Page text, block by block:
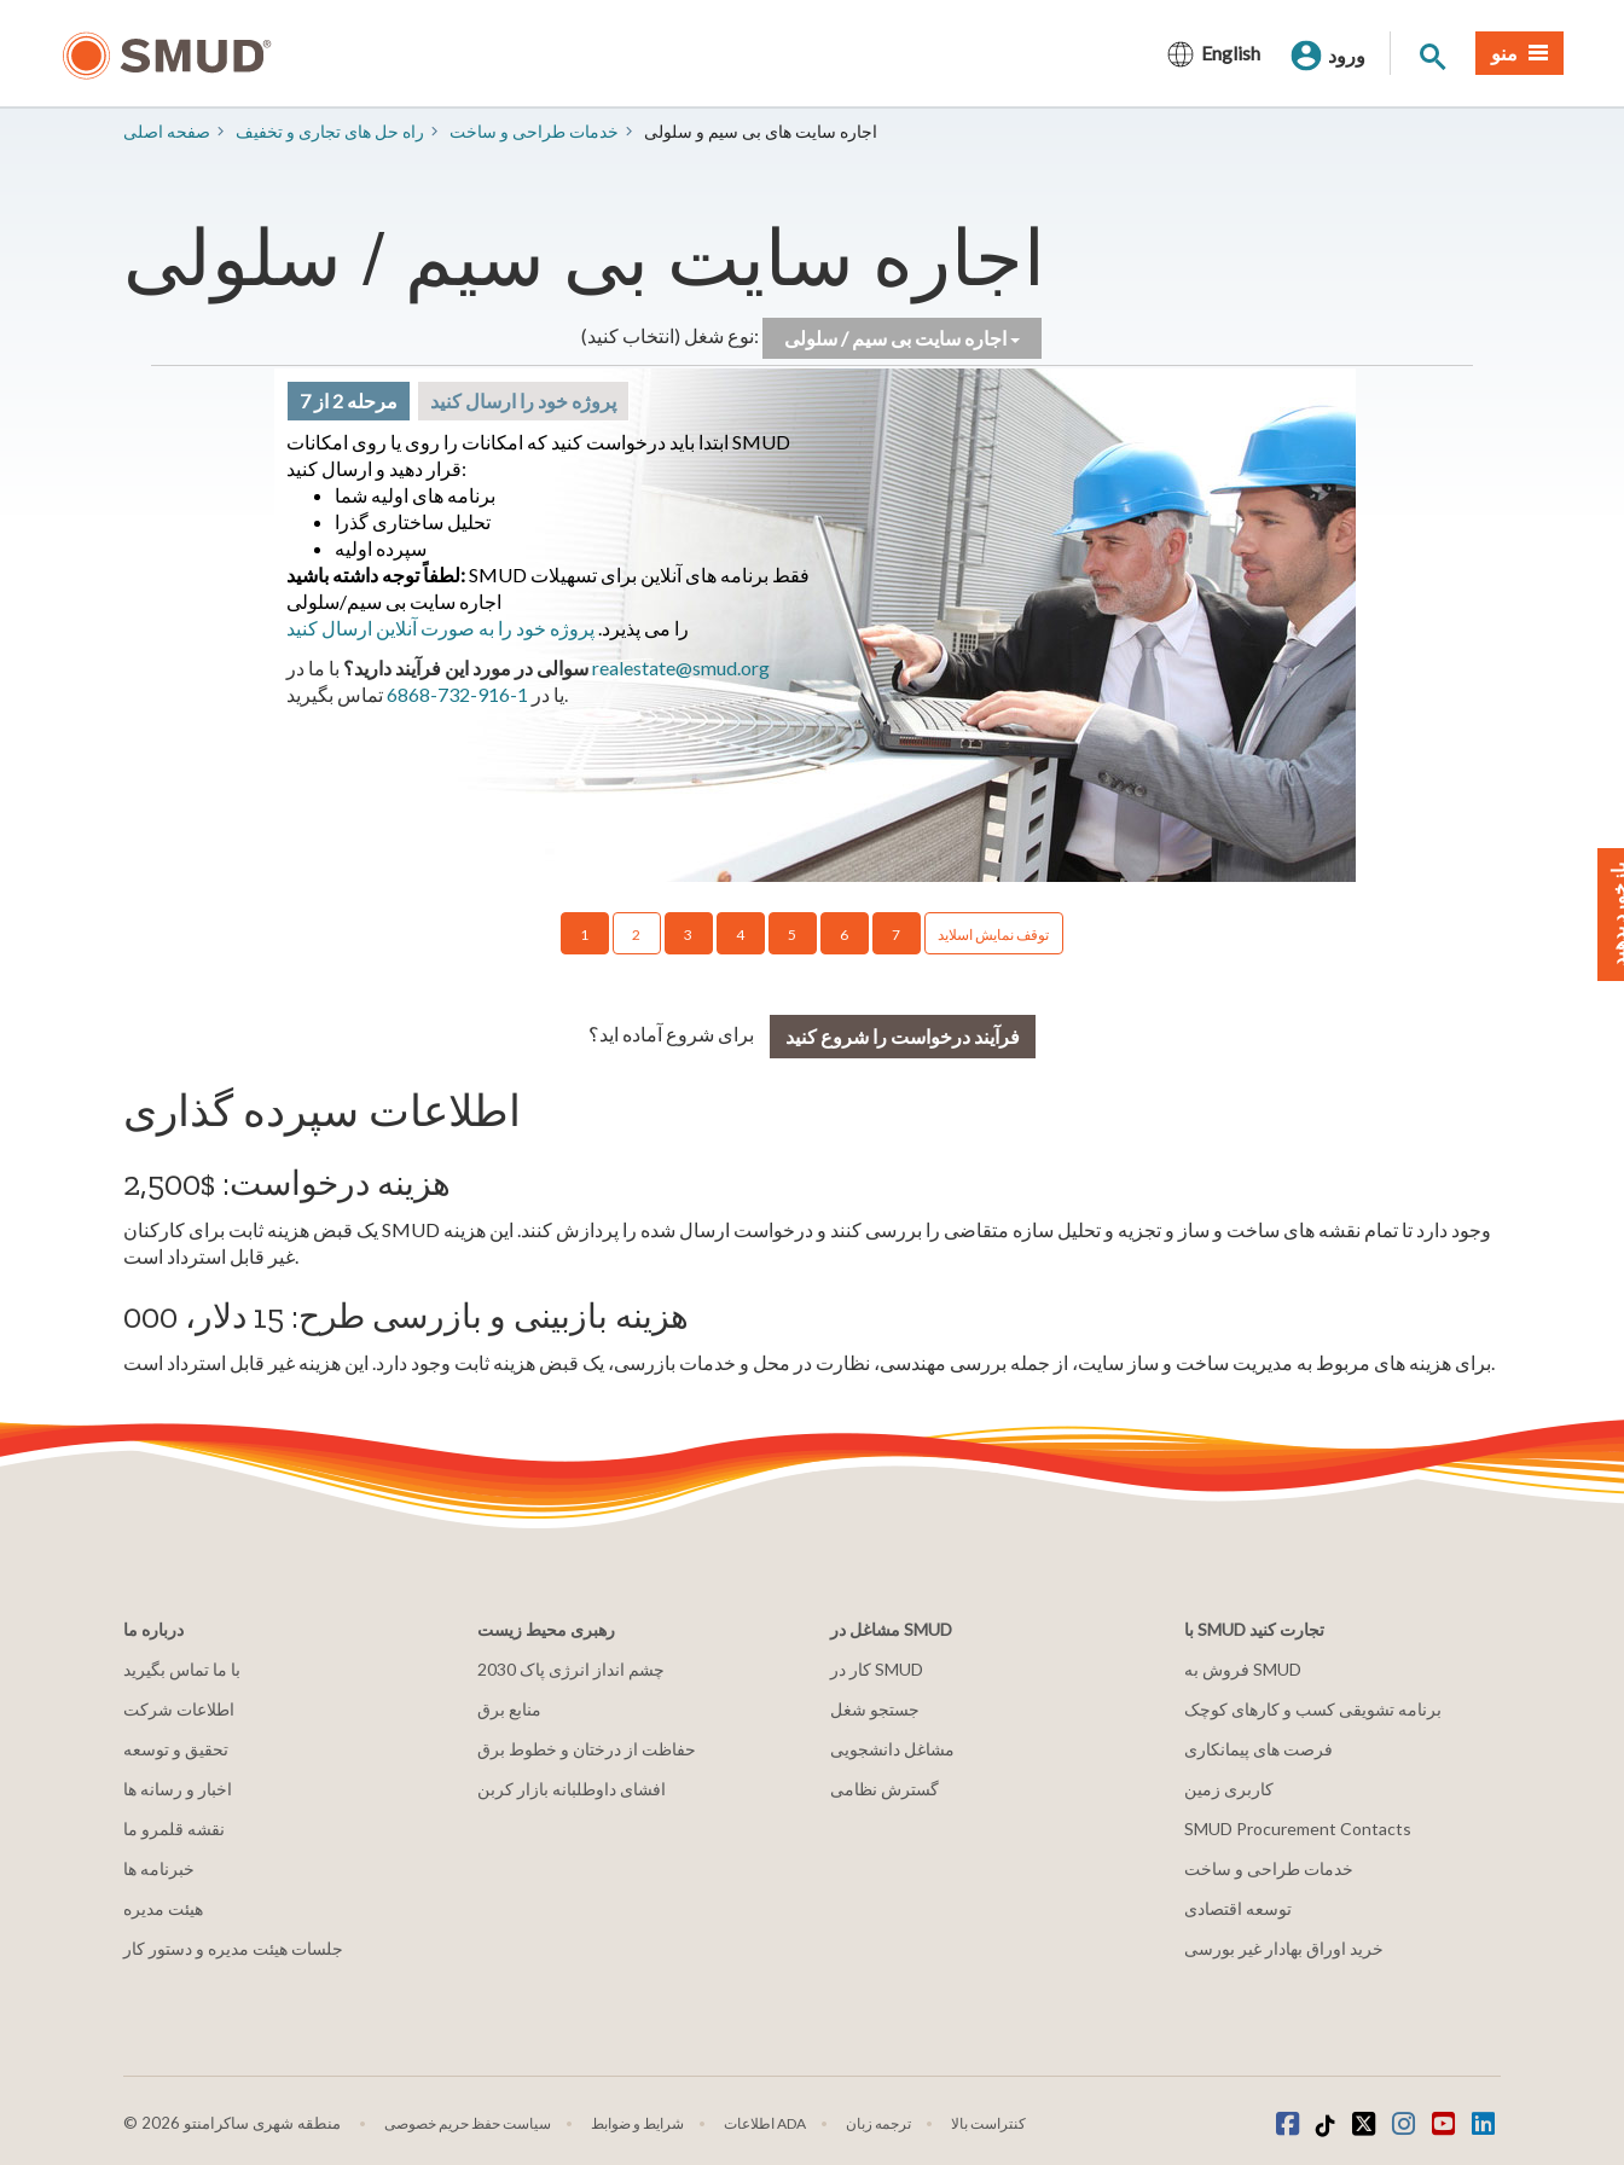
English ورود جستجوی سایت
منو
صفحه اصلی راه حل های تجاری و تخفیف ​خدمات طراحی و ساخت اجاره سایت های بی سیم و سلولی
اجاره سایت بی سیم / سلولی
نوع شغل (انتخاب کنید): اجاره سایت بی سیم / سلولی
مرحله 2 از 7
پروژه خود را ارسال کنید
ابتدا باید درخواست کنید که امکانات را روی یا روی امکانات SMUD
قرار دهید و ارسال کنید:
برنامه های اولیه شما
تحلیل ساختاری گذرا
سپرده اولیه
لطفاً توجه داشته باشید:SMUD فقط برنامه های آنلاین برای تسهیلات
اجاره سایت بی سیم/سلولی
را می پذیرد. پروژه خود را به صورت آنلاین ارسال کنید
سوالی در مورد این فرآیند دارید؟با ما درrealestate@smud.org
یا در 1-916-732-6868 تماس بگیرید.
1 2 3 4 5 6 7 توقف نمایش اسلاید
فرآیند درخواست را شروع کنید
اطلاعات سپرده گذاری
هزینه درخواست: $2,500
یک قبض هزینه ثابت برای کارکنان SMUD وجود دارد تا تمام نقشه های ساخت و ساز و تجزیه و تحلیل سازه متقاضی را بررسی کنند و درخواست ارسال شده را پردازش کنند. این هزینه
غیر قابل استرداد است.
هزینه بازبینی و بازرسی طرح: 15 دلار، 000
برای هزینه های مربوط به مدیریت ساخت و ساز سایت، از جمله بررسی مهندسی، نظارت در محل و خدمات بازرسی، یک قبض هزینه ثابت وجود دارد. این هزینه غیر قابل استرداد است.
درباره ما
با ما تماس بگیرید
اطلاعات شرکت
تحقیق و توسعه
اخبار و رسانه ها
نقشه قلمرو ما
خبرنامه ها
هيئت مدیره
جلسات هیئت مدیره و دستور کار
رهبری محیط زیست
2030 چشم انداز انرژی پاک
منابع برق
حفاظت از درختان و خطوط برق
افشای داوطلبانه بازار کربن
مشاغل در SMUD
کار در SMUD
جستجو شغل
مشاغل دانشجویی
گسترش نظامی
با SMUD تجارت کنید
فروش به SMUD
برنامه تشویقی کسب و کارهای کوچک
فرصت های پیمانکاری
کاربری زمین
SMUD Procurement Contacts
خدمات طراحی و ساخت
توسعه اقتصادی
خرید اوراق بهادار غیر بورسی
© 2026 منطقه شهری ساکرامنتو سیاست حفظ حریم خصوصی شرایط و ضوابط اطلاعات ADA ترجمه زبان کنتراست بالا فیس بوک
تیک تاک
توییتراینستاگرام
یوتیوبلینکدین